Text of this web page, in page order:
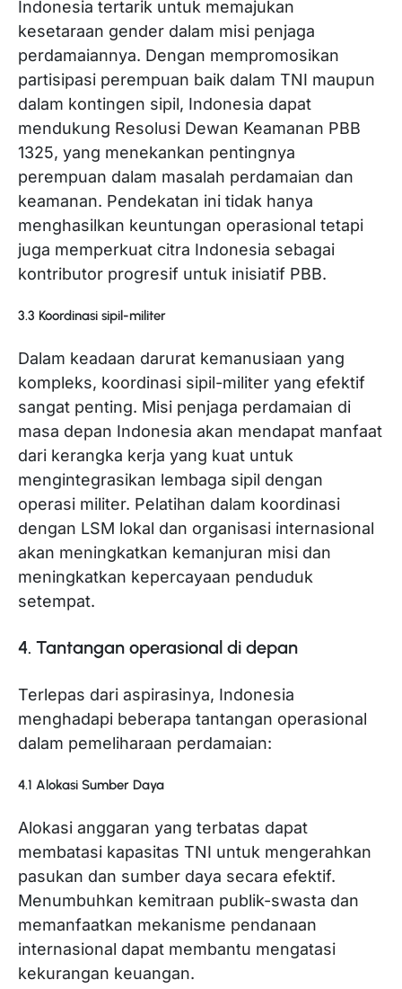
Indonesia tertarik untuk memajukan
kesetaraan gender dalam misi penjaga
perdamaiannya. Dengan mempromosikan
partisipasi perempuan baik dalam TNI maupun
dalam kontingen sipil, Indonesia dapat
mendukung Resolusi Dewan Keamanan PBB
1325, yang menekankan pentingnya
perempuan dalam masalah perdamaian dan
keamanan. Pendekatan ini tidak hanya
menghasilkan keuntungan operasional tetapi
juga memperkuat citra Indonesia sebagai
kontributor progresif untuk inisiatif PBB.
3.3 Koordinasi sipil-militer
Dalam keadaan darurat kemanusiaan yang
kompleks, koordinasi sipil-militer yang efektif
sangat penting. Misi penjaga perdamaian di
masa depan Indonesia akan mendapat manfaat
dari kerangka kerja yang kuat untuk
mengintegrasikan lembaga sipil dengan
operasi militer. Pelatihan dalam koordinasi
dengan LSM lokal dan organisasi internasional
akan meningkatkan kemanjuran misi dan
meningkatkan kepercayaan penduduk
setempat.
4. Tantangan operasional di depan
Terlepas dari aspirasinya, Indonesia
menghadapi beberapa tantangan operasional
dalam pemeliharaan perdamaian:
4.1 Alokasi Sumber Daya
Alokasi anggaran yang terbatas dapat
membatasi kapasitas TNI untuk mengerahkan
pasukan dan sumber daya secara efektif.
Menumbuhkan kemitraan publik-swasta dan
memanfaatkan mekanisme pendanaan
internasional dapat membantu mengatasi
kekurangan keuangan.